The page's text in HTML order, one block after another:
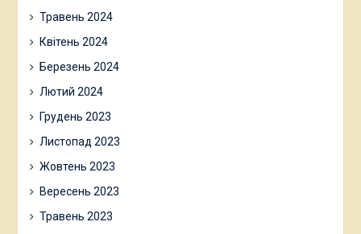
Травень 2024
Квітень 2024
Березень 2024
Лютий 2024
Грудень 2023
Листопад 2023
Жовтень 2023
Вересень 2023
Травень 2023